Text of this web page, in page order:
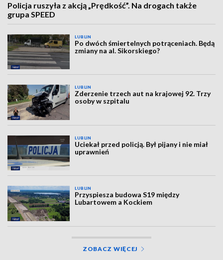
Policja ruszyła z akcją „Prędkość”. Na drogach także
grupa SPEED
LUBLIN
Po dwóch śmiertelnych potrąceniach. Będą
zmiany na al. Sikorskiego?
LUBLIN
Zderzenie trzech aut na krajowej 92. Trzy
osoby w szpitalu
LUBLIN
Uciekał przed policją. Był pijany i nie miał
uprawnień
LUBLIN
Przyspiesza budowa S19 między
Lubartowem a Kockiem
ZOBACZ WIĘCEJ